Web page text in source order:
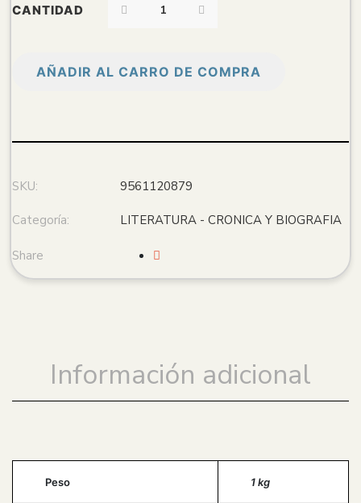
CANTIDAD
AÑADIR AL CARRO DE COMPRA
SKU: 9561120879
Categoría: LITERATURA - CRONICA Y BIOGRAFIA
Share
Información adicional
Peso 1 kg